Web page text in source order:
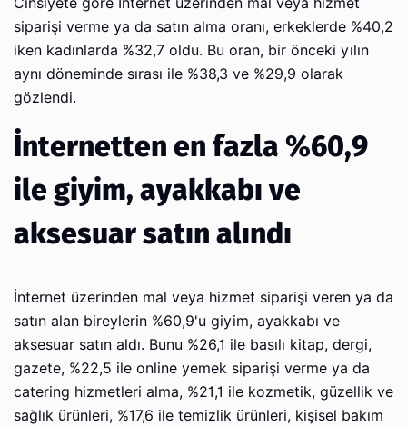
Cinsiyete göre İnternet üzerinden mal veya hizmet
siparişi verme ya da satın alma oranı, erkeklerde %40,2
iken kadınlarda %32,7 oldu. Bu oran, bir önceki yılın
aynı döneminde sırası ile %38,3 ve %29,9 olarak
gözlendi.
İnternetten en fazla %60,9
ile giyim, ayakkabı ve
aksesuar satın alındı
İnternet üzerinden mal veya hizmet siparişi veren ya da
satın alan bireylerin %60,9'u giyim, ayakkabı ve
aksesuar satın aldı. Bunu %26,1 ile basılı kitap, dergi,
gazete, %22,5 ile online yemek siparişi verme ya da
catering hizmetleri alma, %21,1 ile kozmetik, güzellik ve
sağlık ürünleri, %17,6 ile temizlik ürünleri, kişisel bakım